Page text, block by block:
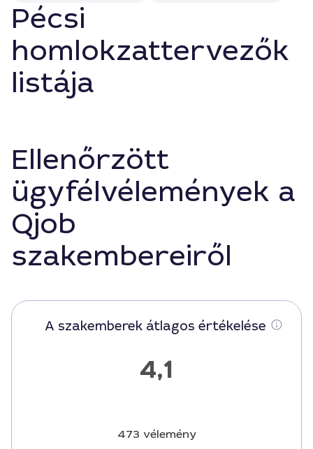
Pécsi
homlokzattervezők
listája
Ellenőrzött
ügyfélvélemények a
Qjob
szakembereiről
A szakemberek átlagos értékelése
4,1
473 vélemény